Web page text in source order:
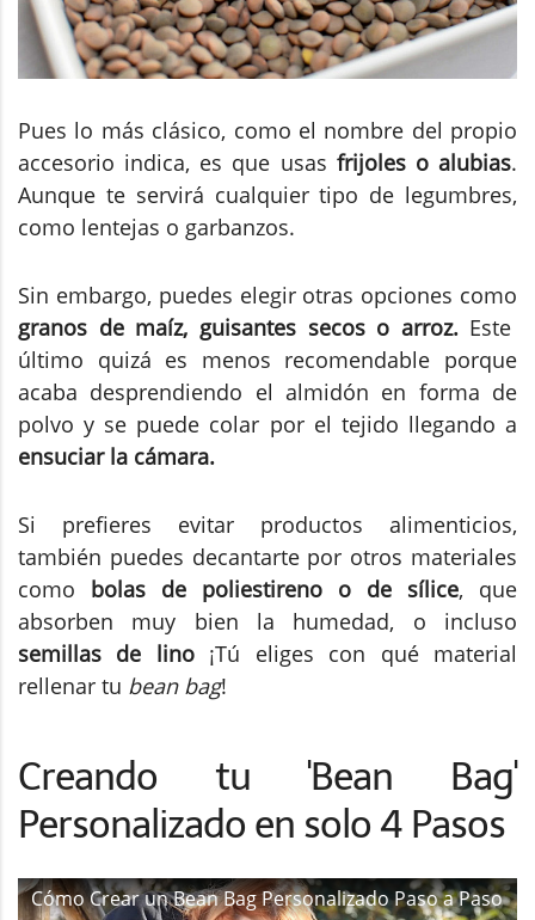
Pues lo más clásico, como el nombre del propio
accesorio indica, es que usas frijoles o alubias.
Aunque te servirá cualquier tipo de legumbres,
como lentejas o garbanzos.
Sin embargo, puedes elegir otras opciones como
granos de maíz, guisantes secos o arroz.Este
último quizá es menos recomendable porque
acaba desprendiendo el almidón en forma de
polvo y se puede colar por el tejido llegando a
ensuciar la cámara.
Si prefieres evitar productos alimenticios,
también puedes decantarte por otros materiales
como bolas de poliestireno o de sílice, que
absorben muy bien la humedad, o incluso
semillas de lino ¡Tú eliges con qué material
rellenar tu bean bag!
Creando tu 'Bean Bag'
Personalizado en solo 4 Pasos
Cómo Crear un Bean Bag Personalizado Paso a Paso